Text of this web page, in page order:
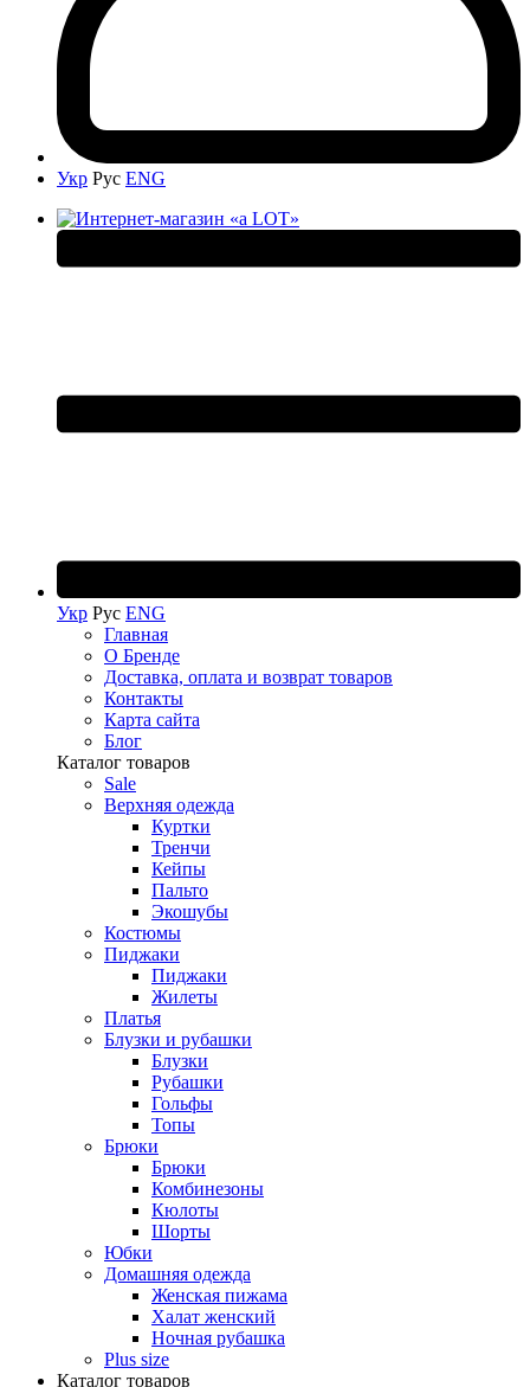
Укр Рус ENG
Укр Рус ENG
Главная
О Бренде
Доставка, оплата и возврат товаров
Контакты
Карта сайта
Блог
Каталог товаров
Sale
Верхняя одежда
Куртки
Тренчи
Кейпы
Пальто
Экошубы
Костюмы
Пиджаки
Пиджаки
Жилеты
Платья
Блузки и рубашки
Блузки
Рубашки
Гольфы
Топы
Брюки
Брюки
Комбинезоны
Кюлоты
Шорты
Юбки
Домашняя одежда
Женская пижама
Халат женский
Ночная рубашка
Plus size
Каталог товаров